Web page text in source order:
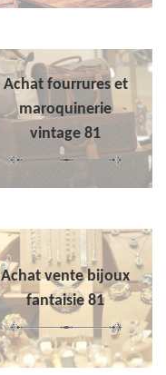
Achat fourrures et
maroquinerie
vintage 81
Achat vente bijoux
fantaisie 81